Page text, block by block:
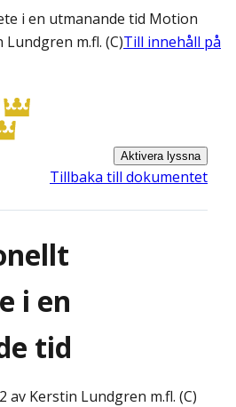
i en utmanande tid Motion
Lundgren m.fl. (C)Till innehåll på
Aktivera lyssna
Tillbaka till dokumentet
i en
tid
av Kerstin Lundgren m.fl. (C)